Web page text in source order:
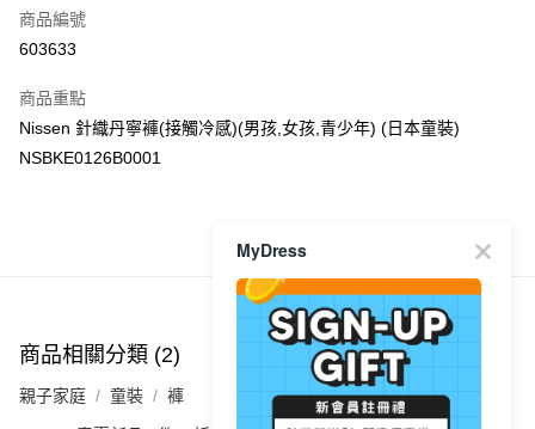
Apple Pay
PayMe
WeChat Pay
每筆HK$40.00，滿HK$350.00或以上免運費
付款後順豐站及營業點
每筆HK$40.00，滿HK$350.00或以上免運費
商品編號
603633
商品重點
Nissen 針織丹寧褲(接觸冷感)(男孩,女孩,青少年) (日本童裝)
NSBKE0126B0001
商品推薦
商品相關分類 (2)
親子家庭 童裝 褲
MyDress